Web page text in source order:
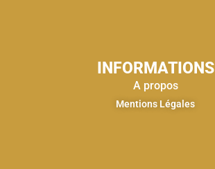
INFORMATIONS
A propos
Mentions Légales